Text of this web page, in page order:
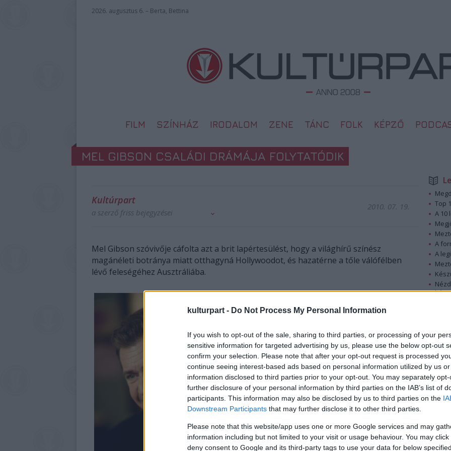
kulturpart - Do Not Process My Personal Information
If you wish to opt-out of the sale, sharing to third parties, or processing of your
sensitive information for targeted advertising by us, please use the below opt-out
confirm your selection. Please note that after your opt-out request is processed
continue seeing interest-based ads based on personal information utilized by us
information disclosed to third parties prior to your opt-out. You may separately
further disclosure of your personal information by third parties on the IAB’s list of
participants. This information may also be disclosed by us to third parties on the
Downstream Participants that may further disclose it to other third parties.
Please note that this website/app uses one or more Google services and may
information including but not limited to your visit or usage behaviour. You may
deny consent to Google and its third-party tags to use your data for below
2026. augusztus 6. – Berta, Bettina
FILM SZÍNHÁZ IRODALOM ZENE TÁNC FOLK KÉPZŐ
MEL GIBSON CSALÁDI DRÁMÁJA FOLYTATÓDIK
Kultúrpart
a szerző friss bejegyzései
2010. 07. 19.
Mel Gibson szóvivője cáfolta azt a brit lapértesülést, hogy a világhírű színész
magánéleti botránya miatt otthagyná Hollywoodot, és hazatérne a tőle válófélben
lévő feleségéhez Ausztráliába.
baráti köréből származó információra hivatkozva
évekkel ezelőtt elindító Robyn biztatta a
hazatérésre, mondván: a színésznek arra van
szüksége, hogy eltávolodjon Hollywoodtól, és
ausztráliai birtokán visszanyerje lelki egyensúlyát.
Alan Nierob, Gibson szóvivője azonban
kijelentette, hogy a Mail sztorija nem igaz, és az
Oscar-díjas színész azt tervezi, hogy az Egyesült
Államokban marad - idézte a nyilatkozatot az
ausztrál hírportál.
A dailymail.co.uk cikke ugyanakkor arról is
Top
A 10
A
A